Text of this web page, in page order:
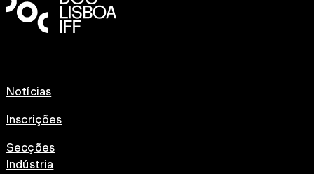
Notícias
Inscrições
Secções
Indústria